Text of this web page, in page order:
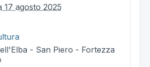
17 agosto 2025
- San Piero - Fortezza